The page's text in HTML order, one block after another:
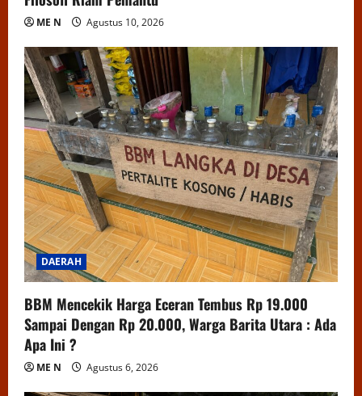
ME N Agustus 10, 2026
DAERAH
BBM Mencekik Harga Eceran Tembus Rp 19.000
Sampai Dengan Rp 20.000, Warga Barita Utara : Ada
Apa Ini ?
ME N Agustus 6, 2026